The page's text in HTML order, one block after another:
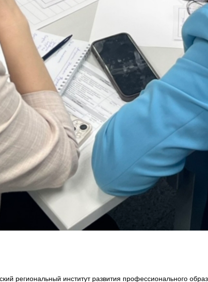
региональный институт развития профессионального